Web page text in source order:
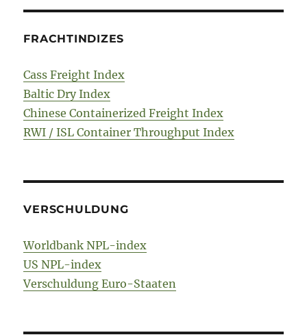
FRACHTINDIZES
Cass Freight Index
Baltic Dry Index
Chinese Containerized Freight Index
RWI / ISL Container Throughput Index
VERSCHULDUNG
Worldbank NPL-index
US NPL-index
Verschuldung Euro-Staaten